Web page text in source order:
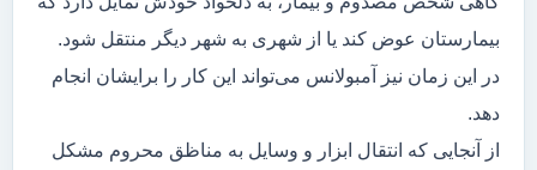
بیمارستان عوض کند یا از شهری به شهر دیگر منتقل شود.
در این زمان نیز آمبولانس می‌تواند این کار را برایشان انجام
دهد.
از آنجایی که انتقال ابزار و وسایل به مناظق محروم مشکل